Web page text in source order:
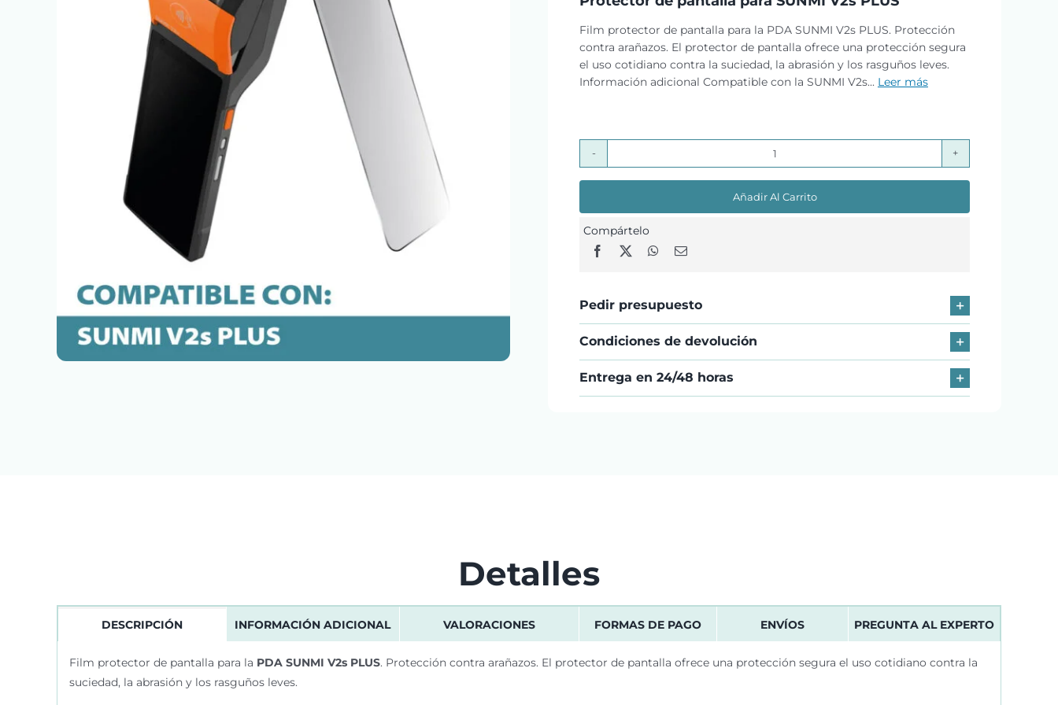
Film protector de pantalla para la PDA SUNMI V2s PLUS. Protección
contra arañazos. El protector de pantalla ofrece una protección segura
el uso cotidiano contra la suciedad, la abrasión y los rasguños leves.
Información adicional Compatible con la SUNMI V2s... Leer más
Protector
de
pantalla
Añadir Al Carrito
Compártelo
Pedir presupuesto
Condiciones de devolución
Entrega en 24/48 horas
Detalles
DESCRIPCIÓN INFORMACIÓN ADICIONAL VALORACIONES FORMAS DE PAGO ENVÍOS PREGUNTA AL EXPERTO
Film protector de pantalla para la PDA SUNMI V2s PLUS. Protección contra arañazos. El protector de pantalla ofrece una protección segura el uso cotidiano contra la
suciedad, la abrasión y los rasguños leves.